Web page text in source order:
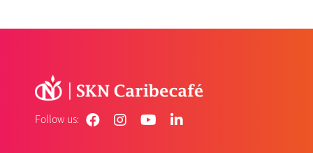
Follow us: